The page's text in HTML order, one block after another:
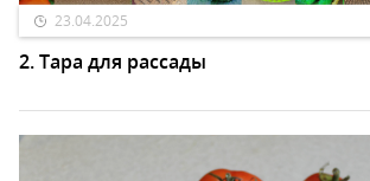
23.04.2025
2. Тара для рассады